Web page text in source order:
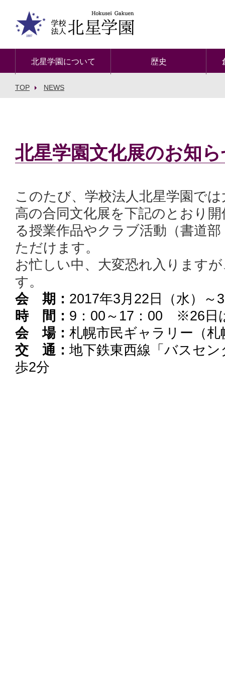
北星学園について 歴史
TOP NEWS
北星学園文化展のお知
このたび、学校法人北星学園で
高の合同文化展を下記のとおり
る授業作品やクラブ活動（書道
ただけます。
お忙しい中、大変恐れ入ります
す。
会 期： 2017年3月22日（水）～
時 間： 9：00～17：00 ※26日
会 場： 札幌市民ギャラリー（
交 通： 地下鉄東西線「バスセ
歩2分